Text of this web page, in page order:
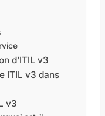
d’ITIL v3
ITIL v3 dans
v3